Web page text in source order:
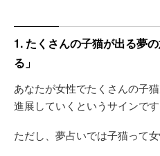
1. たくさんの子猫が出る夢
る」
あなたが女性でたくさんの子
進展していくというサインです
ただし、夢占いでは子猫って女